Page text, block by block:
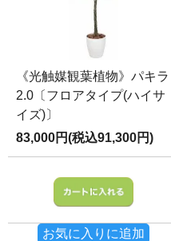
《光触媒観葉植物》パキラ
2.0〔フロアタイプ(ハイサ
イズ)〕
83,000円(税込91,300円)
お気に入りに追加